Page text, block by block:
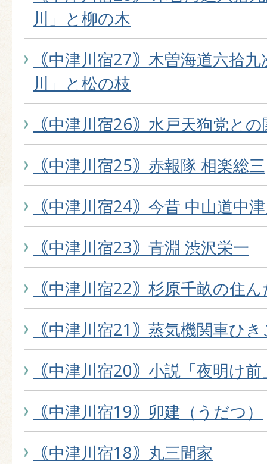
川」と柳の木
｟中津川宿27｠木曽海道六拾
川」と松の枝
｟中津川宿26｠水戸天狗党と
｟中津川宿25｠赤報隊 相楽総三
｟中津川宿24｠今昔 中山道中
｟中津川宿23｠青淵 渋沢栄一
｟中津川宿22｠杉原千畝の住
｟中津川宿21｠蒸気機関車ひ
｟中津川宿20｠小説「夜明け前
｟中津川宿19｠卯建（うだつ）
｟中津川宿18｠丸三間家